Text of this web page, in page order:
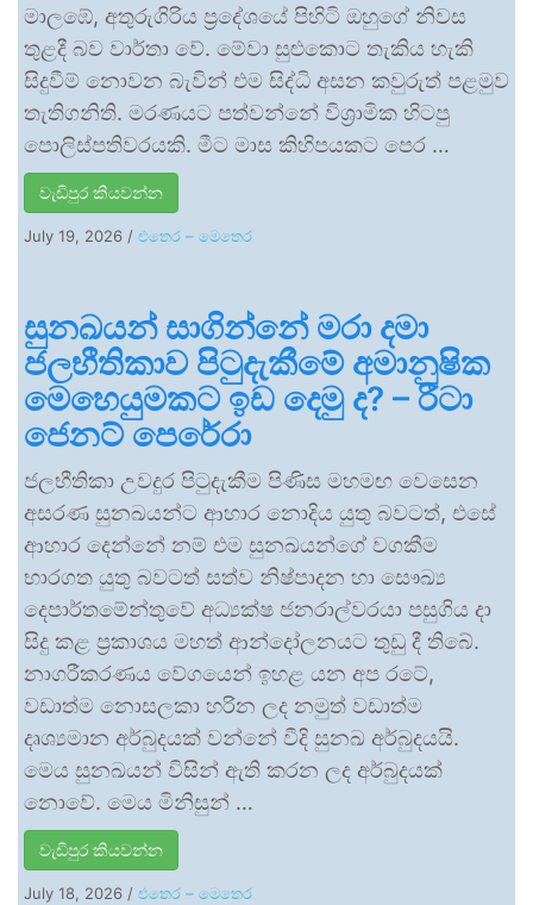
මාලඹේ, අතුරුගිරිය ප්‍රදේශයේ පිහිටි ඔහුගේ නිවස
තුළදී බව වාර්තා වේ. මේවා සුළුකොට තැකිය හැකි
සිදුවීම් නොවන බැවින් එම සිද්ධි අසන කවුරුත් පළමුව
තැතිගනිති. මරණයට පත්වන්නේ විශ්‍රාමික හිටපු
පොලිස්පතිවරයකි. මීට මාස කිහිපයකට පෙර …
වැඩිපුර කියවන්න
July 19, 2026 / එතෙර – මෙතෙර
සුනඛයන් සාගින්නේ මරා දමා
ජලභීතිකාව පිටුදැකීමේ අමානුෂික
මෙහෙයුමකට ඉඩ දෙමු ද? – රීටා
ජෙනට් පෙරේරා
ජලභීතිකා උවදුර පිටුදැකීම පිණිස මහමඟ වෙසෙන
අසරණ සුනඛයන්ට ආහාර නොදිය යුතු බවටත්, එසේ
ආහාර දෙන්නේ නම් එම සුනඛයන්ගේ වගකීම
භාරගත යුතු බවටත් සත්ව නිෂ්පාදන හා සෞඛ්‍ය
දෙපාර්තමේන්තුවේ අධ්‍යක්ෂ ජනරාල්වරයා පසුගිය දා
සිදු කළ ප්‍රකාශය මහත් ආන්දෝලනයට තුඩු දී තිබේ.
නාගරීකරණය වේගයෙන් ඉහළ යන අප රටේ,
වඩාත්ම නොසලකා හරින ලද නමුත් වඩාත්ම
දෘශ්‍යමාන අර්බුදයක් වන්නේ වීදි සුනඛ අර්බුදයයි.
මෙය සුනඛයන් විසින් ඇති කරන ලද අර්බුදයක්
නොවේ. මෙය මිනිසුන් …
වැඩිපුර කියවන්න
July 18, 2026 / එතෙර – මෙතෙර